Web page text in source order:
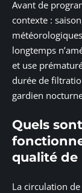
Avant de
contexte :
longtemps
et use
durée de
gardien
Quels
qualité de
La circulation